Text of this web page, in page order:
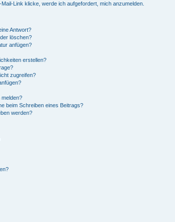
Link klicke, werde ich aufgefordert, mich anzumelden.
Antwort?
löschen?
anfügen?
erstellen?
zugreifen?
melden?
beim Schreiben eines Beitrags?
werden?